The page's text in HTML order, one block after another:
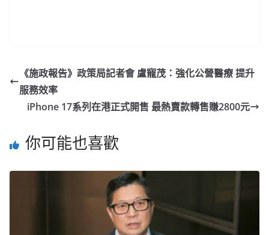
《施政報告》政策局記者會 盧寵茂：強化公營醫療 提升
服務效率
iPhone 17系列在港正式開售 最熱賣款轉售賺2800元
你可能也喜歡